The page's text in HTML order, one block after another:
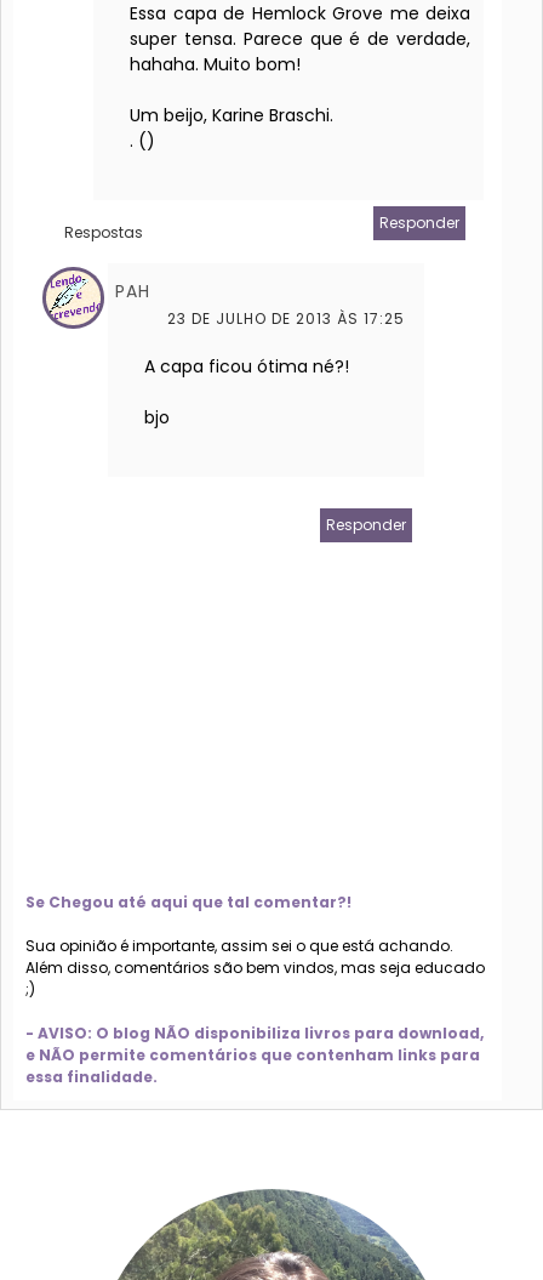
Essa capa de Hemlock Grove me deixa
super tensa. Parece que é de verdade,
hahaha. Muito bom!
Um beijo, Karine Braschi.
. ()
Responder
Respostas
PAH
23 DE JULHO DE 2013 ÀS 17:25
A capa ficou ótima né?!
bjo
Responder
Se Chegou até aqui que tal comentar?!
Sua opinião é importante, assim sei o que está achando.
Além disso, comentários são bem vindos, mas seja educado
;)
- AVISO: O blog NÃO disponibiliza livros para download,
e NÃO permite comentários que contenham links para
essa finalidade.